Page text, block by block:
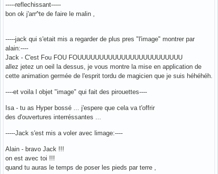
-----reflechissant-----
bon ok j'arr^te de faire le malin ,
-----jack qui s'etait mis a regarder de plus pres "l'image" montrer par
alain:----
Jack - C'est Fou FOU FOUUUUUUUUUUUUUUUUUUUUUUUU
allez jetez un oeil la dessus, je vous montre la mise en application de
cette animation germée de l'esprit tordu de magicien que je suis héhéhéh.
----et voila l objet "image" qui fait des pirouettes----
Isa - tu as Hyper bossé ... j'espere que cela va t'offrir
des d'ouvertures interréssantes ...
-----Jack s'est mis a voler avec limage:----
Alain - bravo Jack !!!
on est avec toi !!!
quand tu auras le temps de poser les pieds par terre ,